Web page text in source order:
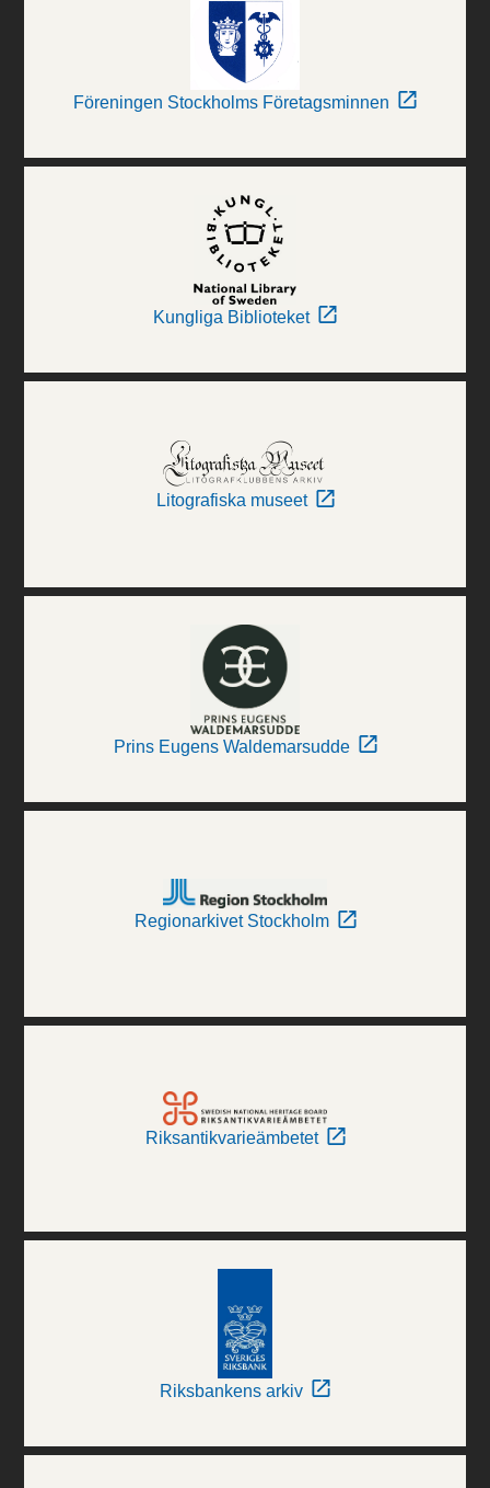
Föreningen Stockholms Företagsminnen
Kungliga Biblioteket
Litografiska museet
Prins Eugens Waldemarsudde
Regionarkivet Stockholm
Riksantikvarieämbetet
Riksbankens arkiv